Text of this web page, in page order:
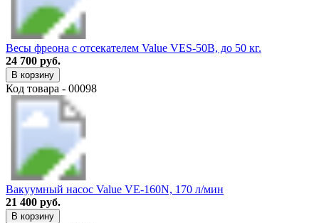
Весы фреона с отсекателем Value VES-50B, до 50 кг.
24 700 руб.
В корзину
Код товара - 00098
Вакуумный насос Value VE-160N, 170 л/мин
21 400 руб.
В корзину